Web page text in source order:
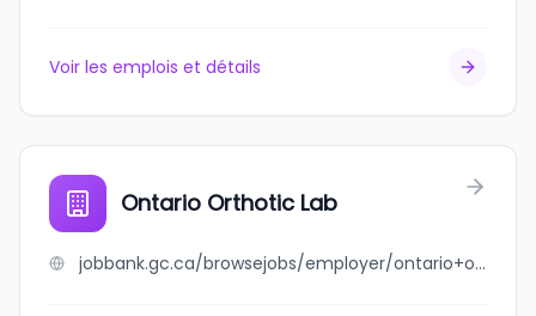
Voir les emplois et détails
Ontario Orthotic Lab
jobbank.gc.ca/browsejobs/employer/ontario+orthotic+lab/ca